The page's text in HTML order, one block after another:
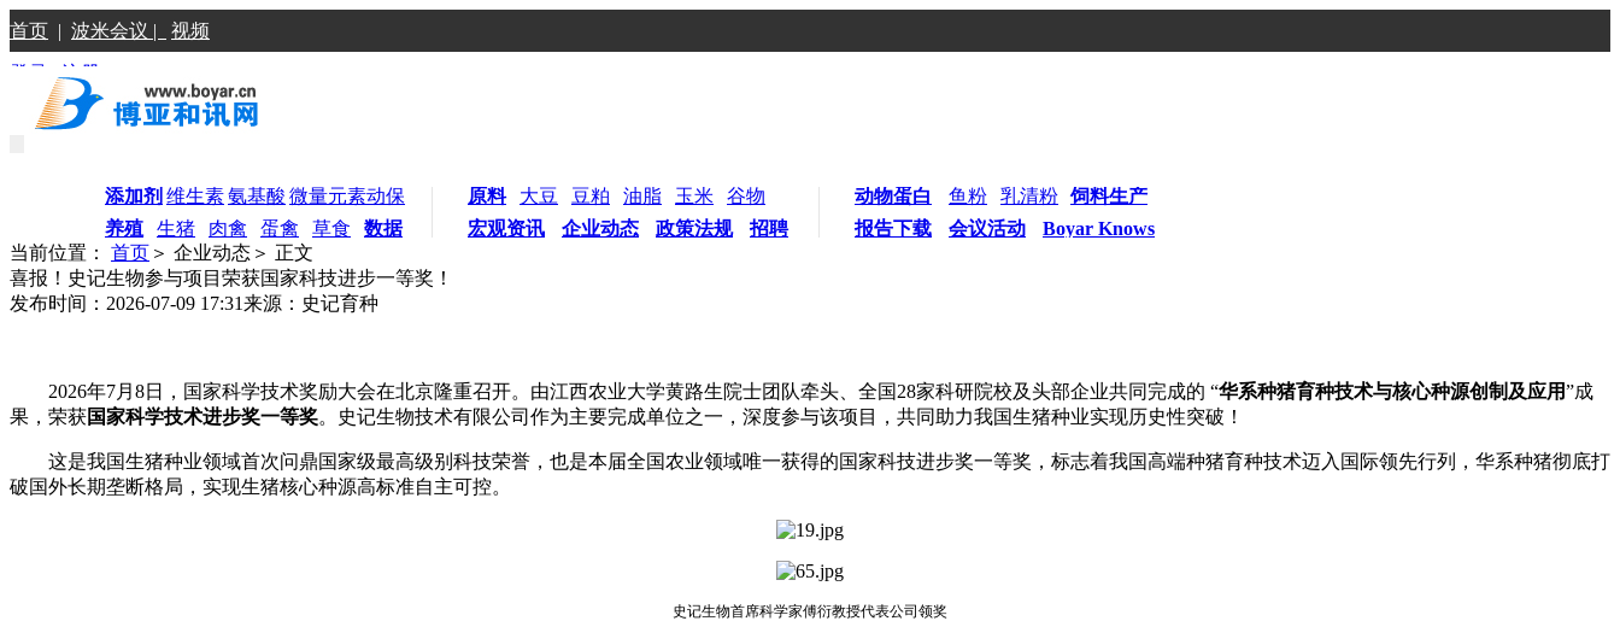
首页 | 波米会议 | 视频
登录 |注册
添加剂 维生素氨基酸 微量元素动保
养殖
生猪 肉禽 蛋禽 草食 数据
原料 大豆 豆粕 油脂 玉米
谷物
宏观资讯
企业动态 政策法规 招聘
动物蛋白 鱼粉 乳清粉 饲料生产
报告下载
会议活动
Boyar Knows
当前位置： 首页 ＞ 企业动态＞ 正文
喜报！史记生物参与项目荣获国家科技进步一等奖！
发布时间：2026-07-09 17:31来源：史记育种
2026年7月8日，国家科学技术奖励大会在北京隆重召开。由江西农业大学黄路生院士团队牵头、全国28家科研院校及头部企业共同完成的 “华系种猪育种技术与核心种源创制及应用”成
果，荣获国家科学技术进步奖一等奖。史记生物技术有限公司作为主要完成单位之一，深度参与该项目，共同助力我国生猪种业实现历史性突破！
这是我国生猪种业领域首次问鼎国家级最高级别科技荣誉，也是本届全国农业领域唯一获得的国家科技进步奖一等奖，标志着我国高端种猪育种技术迈入国际领先行列，华系种猪彻底打
破国外长期垄断格局，实现生猪核心种源高标准自主可控。
史记生物首席科学家傅衍教授代表公司领奖